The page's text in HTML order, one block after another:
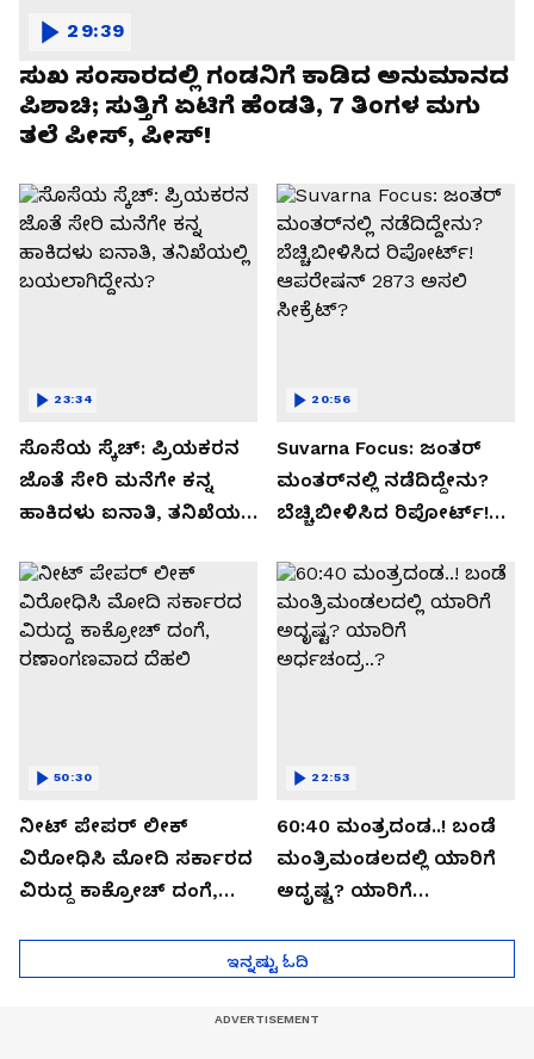
ಸುಖ ಸಂಸಾರದಲ್ಲಿ ಗಂಡನಿಗೆ ಕಾಡಿದ ಅನುಮಾನದ
ಪಿಶಾಚಿ; ಸುತ್ತಿಗೆ ಏಟಿಗೆ ಹೆಂಡತಿ, 7 ತಿಂಗಳ ಮಗು
ತಲೆ ಪೀಸ್, ಪೀಸ್!
29:39
ಸೊಸೆಯ ಸ್ಕೆಚ್: ಪ್ರಿಯಕರನ
ಜೊತೆ ಸೇರಿ ಮನೆಗೇ ಕನ್ನ
ಹಾಕಿದಳು ಐನಾತಿ, ತನಿಖೆಯಲ್ಲಿ
23:34
Suvarna Focus: ಜಂತರ್
ಮಂತರ್‌ನಲ್ಲಿ ನಡೆದಿದ್ದೇನು?
ಬೆಚ್ಚಿಬೀಳಿಸಿದ ರಿಪೋರ್ಟ್!
ಸೀಕ್ರೆಟ್?
20:56
ನೀಟ್ ಪೇಪರ್ ಲೀಕ್
ವಿರೋಧಿಸಿ ಮೋದಿ ಸರ್ಕಾರದ
ವಿರುದ್ದ ಕಾಕ್ರೋಚ್ ದಂಗೆ,
50:30
60:40 ಮಂತ್ರದಂಡ..! ಬಂಡೆ
ಮಂತ್ರಿಮಂಡಲದಲ್ಲಿ ಯಾರಿಗೆ
ಅದೃಷ್ಟ? ಯಾರಿಗೆ
22:53
ಇನ್ನಷ್ಟು ಓದಿ